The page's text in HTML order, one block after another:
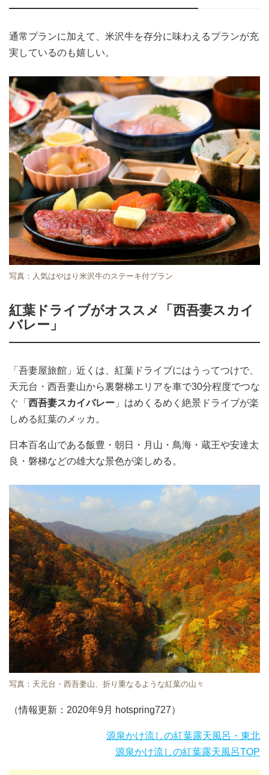
通常プランに加えて、米沢牛を存分に味わえるプランが充
実しているのも嬉しい。
写真：人気はやはり米沢牛のステーキ付プラン
紅葉ドライブがオススメ「西吾妻スカイ
バレー」
「吾妻屋旅館」近くは、紅葉ドライブにはうってつけで、
天元台・西吾妻山から裏磐梯エリアを車で30分程度でつな
ぐ「 西吾妻スカイバレー 」はめくるめく絶景ドライブが楽
しめる紅葉のメッカ。
日本百名山である飯豊・朝日・月山・鳥海・蔵王や安達太
良・磐梯などの雄大な景色が楽しめる。
写真：天元台・西吾妻山、折り重なるような紅葉の山々
（情報更新：2020年9月 hotspring727）
源泉かけ流しの紅葉露天風呂・東北
源泉かけ流しの紅葉露天風呂TOP